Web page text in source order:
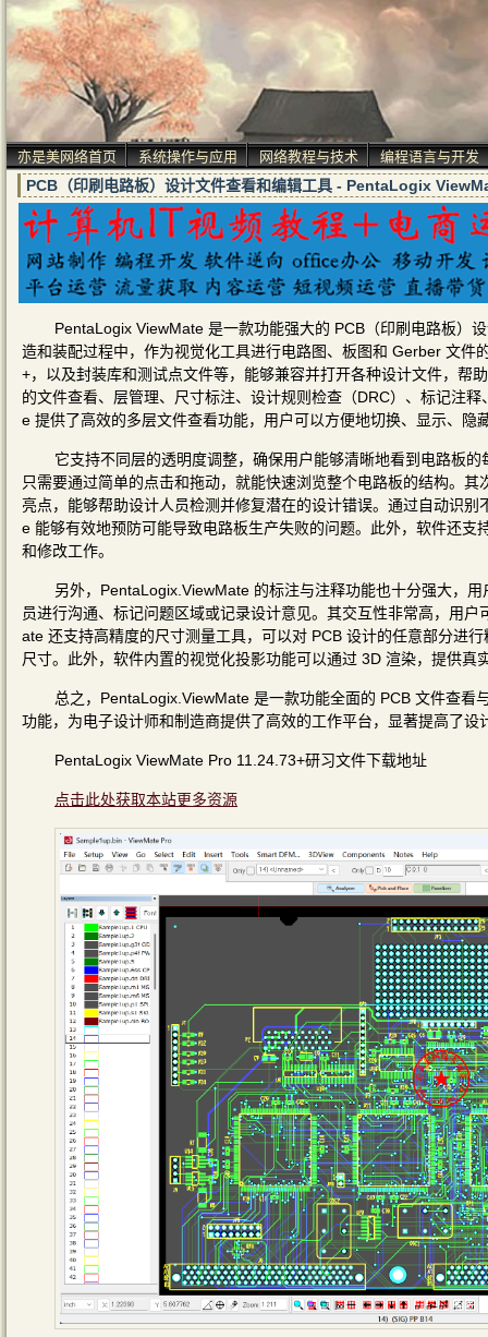
亦是美网络首页 系统操作与应用 网络教程与技术 编程语言与开发
PCB（印刷电路板）设计文件查看和编辑工具 - PentaLogix
PentaLogix ViewMate 是一款功能强大的 PCB（印刷电路板）
造和装配过程中，作为视觉化工具进行电路图、板图和 Gerber 文
+，以及封装库和测试点文件等，能够兼容并打开各种设计文件，帮
的文件查看、层管理、尺寸标注、设计规则检查（DRC）、标记注
e 提供了高效的多层文件查看功能，用户可以方便地切换、显示、
它支持不同层的透明度调整，确保用户能够清晰地看到电路板
只需要通过简单的点击和拖动，就能快速浏览整个电路板的结构。
亮点，能够帮助设计人员检测并修复潜在的设计错误。通过自动识
e 能够有效地预防可能导致电路板生产失败的问题。此外，软件还
和修改工作。
另外，PentaLogix.ViewMate 的标注与注释功能也十分强大，
员进行沟通、标记问题区域或记录设计意见。其交互性非常高，用
ate 还支持高精度的尺寸测量工具，可以对 PCB 设计的任意部分进
尺寸。此外，软件内置的视觉化投影功能可以通过 3D 渲染，提供
总之，PentaLogix.ViewMate 是一款功能全面的 PCB 文件查
功能，为电子设计师和制造商提供了高效的工作平台，显著提高了设
PentaLogix ViewMate Pro 11.24.73+研习文件下载地址
点击此处获取本站更多资源